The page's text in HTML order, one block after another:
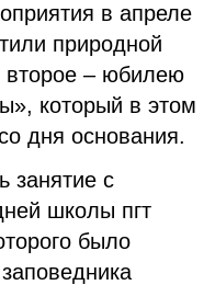
в апреле
природной
второе – юбилею
который в этом
дня основания.
занятие с
школы пгт
было